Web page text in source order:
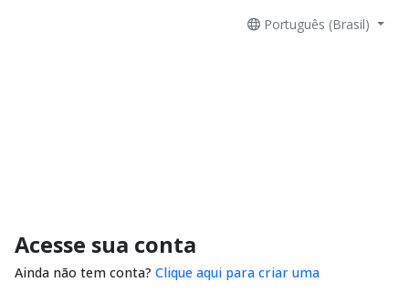
Português (Brasil)
Acesse sua conta
Ainda não tem conta? Clique aqui para criar uma